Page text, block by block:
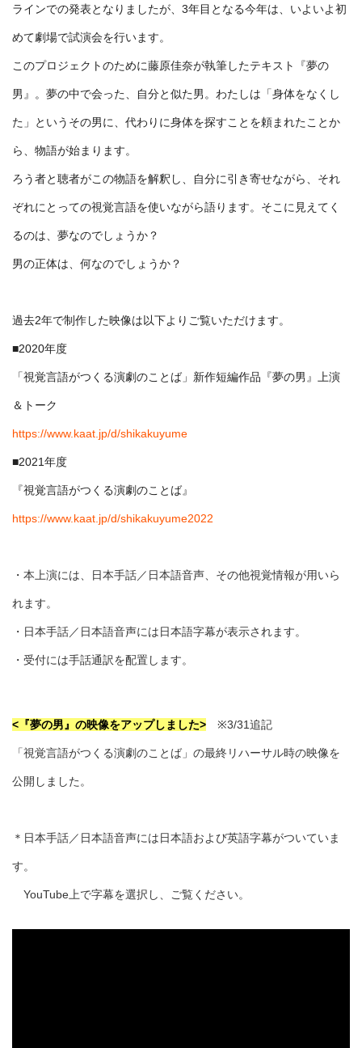
ラインでの発表となりましたが、3年目となる今年は、いよいよ初
めて劇場で試演会を行います。
このプロジェクトのために藤原佳奈が執筆したテキスト『夢の
男』。夢の中で会った、自分と似た男。わたしは「身体をなくし
た」というその男に、代わりに身体を探すことを頼まれたことか
ら、物語が始まります。
ろう者と聴者がこの物語を解釈し、自分に引き寄せながら、それ
ぞれにとっての視覚言語を使いながら語ります。そこに見えてく
るのは、夢なのでしょうか？
男の正体は、何なのでしょうか？
過去2年で制作した映像は以下よりご覧いただけます。
■2020年度
「視覚言語がつくる演劇のことば」新作短編作品『夢の男』上演
＆トーク
https://www.kaat.jp/d/shikakuyume
■2021年度
『視覚言語がつくる演劇のことば』
https://www.kaat.jp/d/shikakuyume2022
・本上演には、日本手話／日本語音声、その他視覚情報が用いら
れます。
・日本手話／日本語音声には日本語字幕が表示されます。
・受付には手話通訳を配置します。
<『夢の男』の映像をアップしました> ※3/31追記
「視覚言語がつくる演劇のことば」の最終リハーサル時の映像を
公開しました。
＊日本手話／日本語音声には日本語および英語字幕がついていま
す。
YouTube上で字幕を選択し、ご覧ください。